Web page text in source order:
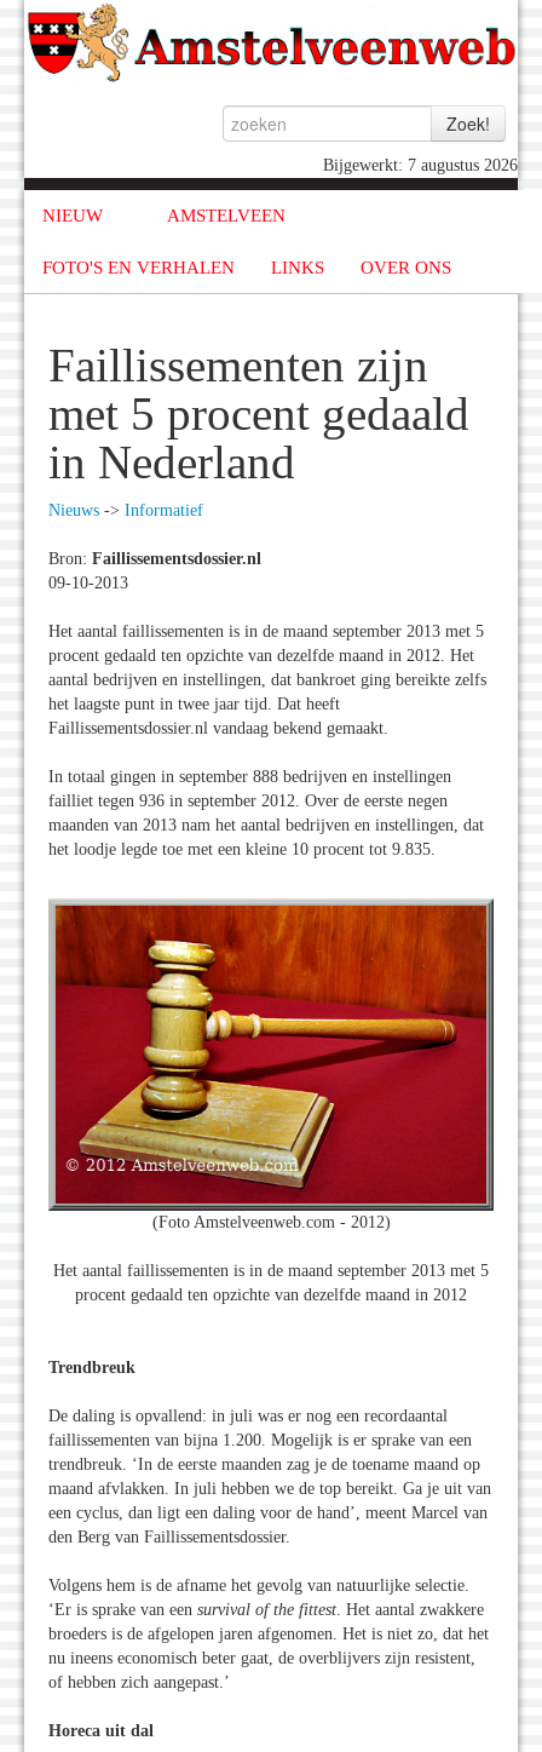
Bijgewerkt: 7 augustus 2026
NIEUW AMSTELVEEN
FOTO'S EN VERHALEN LINKS OVER ONS
Faillissementen zijn
met 5 procent gedaald
in Nederland
Nieuws -> Informatief
Bron: Faillissementsdossier.nl
09-10-2013
Het aantal faillissementen is in de maand september 2013 met 5
procent gedaald ten opzichte van dezelfde maand in 2012. Het
aantal bedrijven en instellingen, dat bankroet ging bereikte zelfs
het laagste punt in twee jaar tijd. Dat heeft
Faillissementsdossier.nl vandaag bekend gemaakt.
In totaal gingen in september 888 bedrijven en instellingen
failliet tegen 936 in september 2012. Over de eerste negen
maanden van 2013 nam het aantal bedrijven en instellingen, dat
het loodje legde toe met een kleine 10 procent tot 9.835.
(Foto Amstelveenweb.com - 2012)
Het aantal faillissementen is in de maand september 2013 met 5
procent gedaald ten opzichte van dezelfde maand in 2012
Trendbreuk
De daling is opvallend: in juli was er nog een recordaantal
faillissementen van bijna 1.200. Mogelijk is er sprake van een
trendbreuk. ‘In de eerste maanden zag je de toename maand op
maand afvlakken. In juli hebben we de top bereikt. Ga je uit van
een cyclus, dan ligt een daling voor de hand’, meent Marcel van
den Berg van Faillissementsdossier.
Volgens hem is de afname het gevolg van natuurlijke selectie.
‘Er is sprake van een survival of the fittest . Het aantal zwakkere
broeders is de afgelopen jaren afgenomen. Het is niet zo, dat het
nu ineens economisch beter gaat, de overblijvers zijn resistent,
of hebben zich aangepast.’
Horeca uit dal